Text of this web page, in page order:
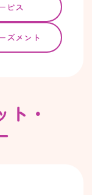
ビス
ズメント
・